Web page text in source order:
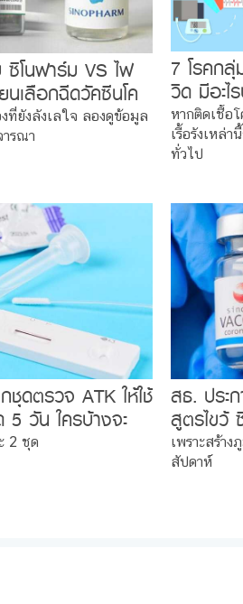
ซิโนฟาร์ม VS ไฟ
นเลือกฉีดวัคซีนโค
ที่ยังลังเลใจ ลองดูข้อมูล
รณา
7 โรคกลุ่
วิด มีอะไ
เสี่ยงอา
หากติดเชื้อ
เรื้อรังเหล่า
ทั่วไป
ชุดตรวจ ATK ให้ใช้
วัน ใครบ้างจะ
มีคำตอบ !
2 ชุด
สธ. ประ
สูตรไขว้
เนก้า เป็
เพราะสร้า
สัปดาห์